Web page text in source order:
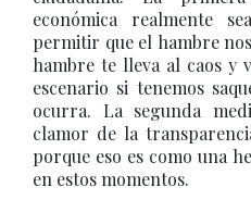
económica realmente
permitir que el hambre
hambre te lleva al caos y
escenario si tenemos
ocurra. La segunda
clamor de la
porque eso es como una
en estos momentos.